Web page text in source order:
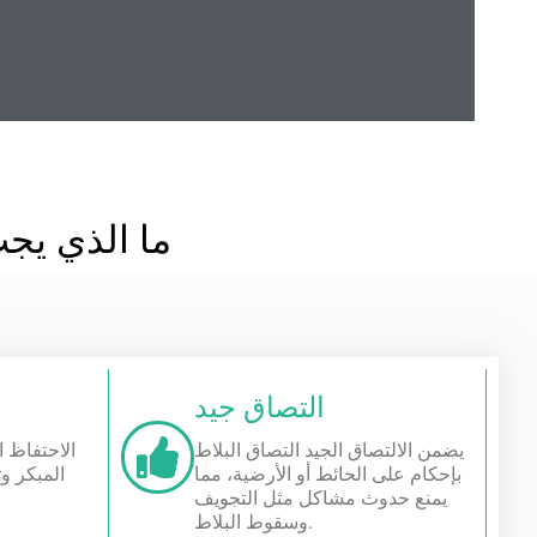
ما الذي
الاحتفاظ
المبكر
التصاق جيد
يضمن الالتصاق الجيد التصاق البلاط
بإحكام على الحائط أو الأرضية، مما
يمنع حدوث مشاكل مثل التجويف
وسقوط البلاط.